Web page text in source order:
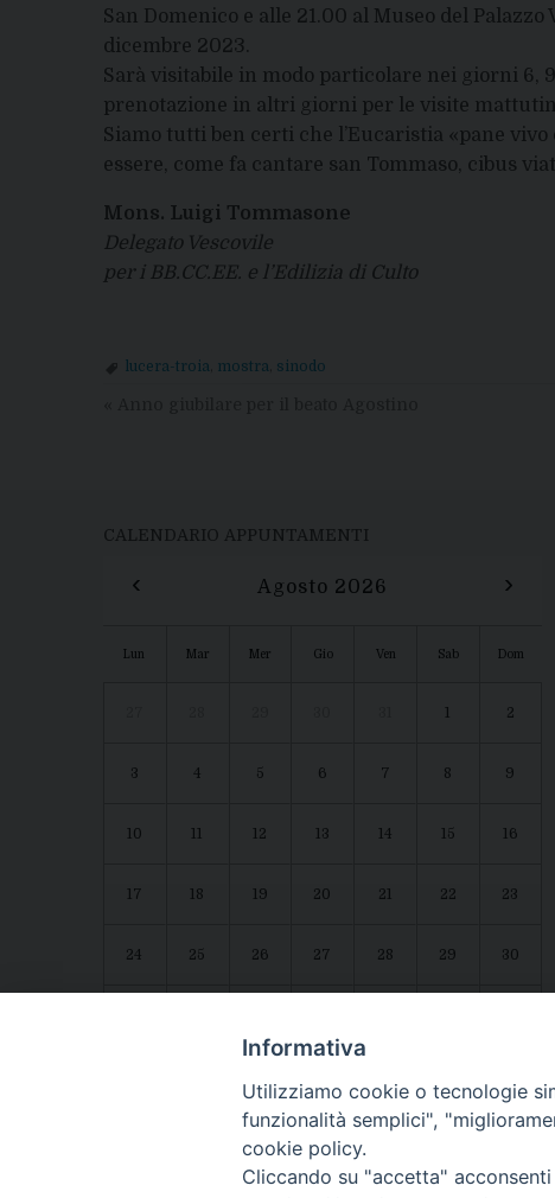
San Domenico e alle 21.00 al Museo del
dicembre 2023.
Sarà visitabile in modo particolare nei giorni 6,
prenotazione in altri giorni per le visite
Siamo tutti ben certi che l’Eucaristia «pane vivo
essere, come fa cantare san Tommaso, cibus
Mons. Luigi Tommasone
Delegato Vescovile
per i BB.CC.EE. e l’Edilizia di Culto
lucera-troia mostra sinodo
CALENDARIO APPUNTAMENTI
‹ Agosto 2026 ›
Lun Mar Mer Gio Ven Sab Dom
2
3 4 5 6 7 8 9
10 12 13 14 15 16
17 18 19 20 21 22 23
24 25 26 27 28 29 30
Agenda diocesana
Informativa
Utilizziamo cookie o tecnologie
funzionalità semplici",
cookie policy.
Cliccando su "accetta"